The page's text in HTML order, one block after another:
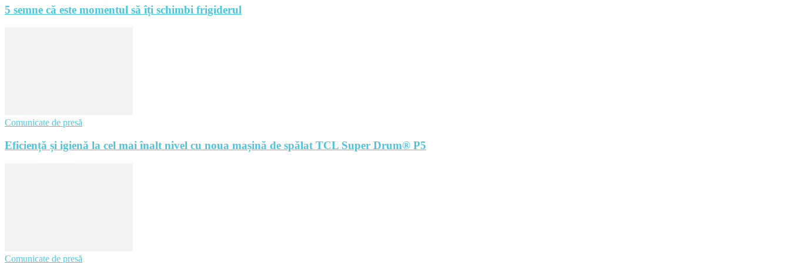
5 semne că este momentul să îți schimbi frigiderul
Comunicate de presă
Eficiență și igienă la cel mai înalt nivel cu noua mașină de spălat TCL Super Drum® P5
Comunicate de presă